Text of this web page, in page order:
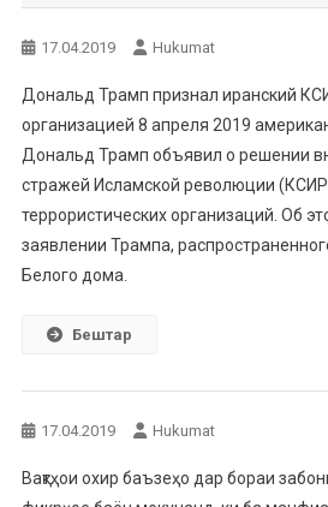
17.04.2019 Hukumat
Дональд Трамп признал иранский
организацией 8 апреля 2019
Дональд Трамп объявил о решении
стражей Исламской революции
террористических организаций. Об
заявлении Трампа,
Белого дома.
Бештар
17.04.2019 Hukumat
Вақтҳои охир баъзеҳо дар бораи